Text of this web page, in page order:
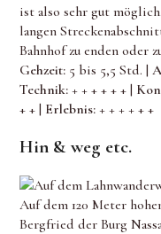
ist also sehr gut
langen
Bahnhof zu enden oder
Gehzeit: 5 bis 5,5 Std. |
Technik: + ++ + + + |
+ + | Erlebnis: + + + + + +
Hin & weg etc.
Auf dem 120 Meter
Bergfried der Burg